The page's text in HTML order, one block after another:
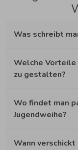
Was schreibt
Welche Vorteile
zu gestalten?
Wo findet man
Jugendweihe?
Wann verschickt